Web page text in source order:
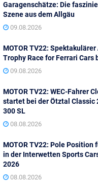
Garagenschätze: Die
Szene aus dem Allgäu
09.08.2026
MOTOR TV22:
Trophy Race for Ferrari Cars
09.08.2026
MOTOR TV22: WEC-Fahrer
startet bei der Ötztal Classic
300 SL
08.08.2026
MOTOR TV22: Pole Position
in der Interwetten Sports
2026
08.08.2026